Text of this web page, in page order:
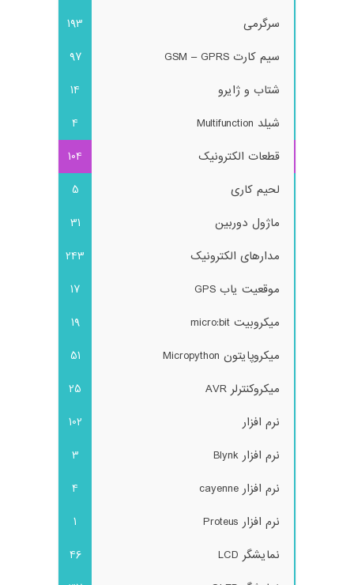
سرگرمی
193
سیم کارت GSM – GPRS
97
شتاب و ژایرو
14
شیلد Multifunction
4
قطعات الکترونیک
104
لحیم کاری
5
ماژول دوربین
31
مدارهای الکترونیک
243
موقعیت یاب GPS
17
میکروبیت micro:bit
19
میکروپایتون Micropython
51
میکروکنترلر AVR
25
نرم افزار
102
نرم افزار Blynk
3
نرم افزار cayenne
4
نرم افزار Proteus
1
نمایشگر LCD
46